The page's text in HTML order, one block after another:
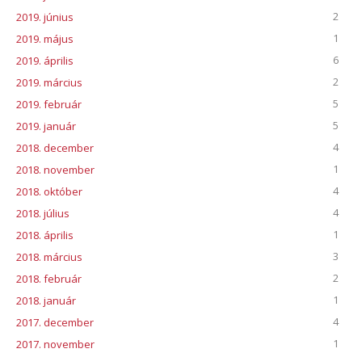
2019. június
2
2019. május
1
2019. április
6
2019. március
2
2019. február
5
2019. január
5
2018. december
4
2018. november
1
2018. október
4
2018. július
4
2018. április
1
2018. március
3
2018. február
2
2018. január
1
2017. december
4
2017. november
1